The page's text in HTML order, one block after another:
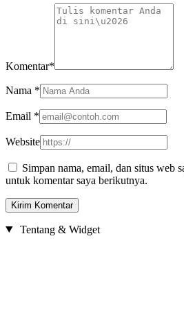
Komentar*
Nama *
Email *
Website
Simpan nama, email, dan situs web
untuk komentar saya berikutnya.
Tentang & Widget